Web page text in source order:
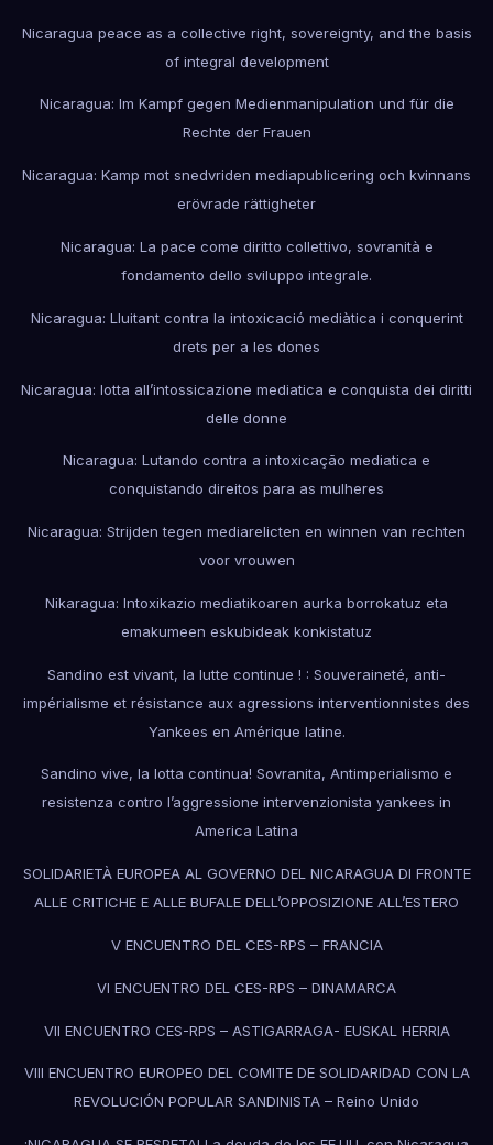
Nicaragua peace as a collective right, sovereignty, and the basis
of integral development
Nicaragua: Im Kampf gegen Medienmanipulation und für die
Rechte der Frauen
Nicaragua: Kamp mot snedvriden mediapublicering och kvinnans
erövrade rättigheter
Nicaragua: La pace come diritto collettivo, sovranità e
fondamento dello sviluppo integrale.
Nicaragua: Lluitant contra la intoxicació mediàtica i conquerint
drets per a les dones
Nicaragua: lotta all’intossicazione mediatica e conquista dei diritti
delle donne
Nicaragua: Lutando contra a intoxicação mediatica e
conquistando direitos para as mulheres
Nicaragua: Strijden tegen mediarelicten en winnen van rechten
voor vrouwen
Nikaragua: Intoxikazio mediatikoaren aurka borrokatuz eta
emakumeen eskubideak konkistatuz
Sandino est vivant, la lutte continue ! : Souveraineté, anti-
impérialisme et résistance aux agressions interventionnistes des
Yankees en Amérique latine.
Sandino vive, la lotta continua! Sovranita, Antimperialismo e
resistenza contro l’aggressione intervenzionista yankees in
America Latina
SOLIDARIETÀ EUROPEA AL GOVERNO DEL NICARAGUA DI FRONTE
ALLE CRITICHE E ALLE BUFALE DELL’OPPOSIZIONE ALL’ESTERO
V ENCUENTRO DEL CES-RPS – FRANCIA
VI ENCUENTRO DEL CES-RPS – DINAMARCA
VII ENCUENTRO CES-RPS – ASTIGARRAGA- EUSKAL HERRIA
VIII ENCUENTRO EUROPEO DEL COMITE DE SOLIDARIDAD CON LA
REVOLUCIÓN POPULAR SANDINISTA – Reino Unido